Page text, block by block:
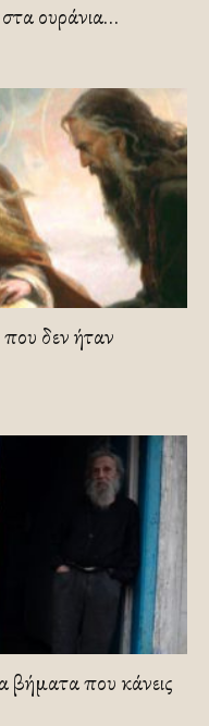
ουράνια…
δεν ήταν
βήματα που κάνεις